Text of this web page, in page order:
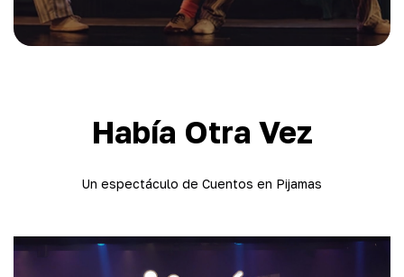
Había Otra Vez
Un espectáculo de Cuentos en Pijamas